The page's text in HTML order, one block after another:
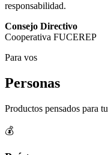
responsabilidad.
Consejo Directivo
Cooperativa FUCEREP
Para vos
Personas
Productos pensados para
💰